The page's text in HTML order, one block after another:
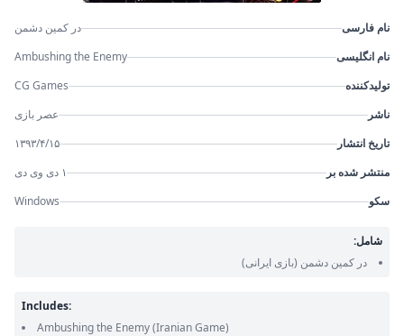
نام فارسی
در کمین دشمن
نام انگلیسی
Ambushing the Enemy
تولیدکننده
CG Games
ناشر
عصر بازی
تاریخ انتشار
۱۳۹۳/۴/۱۵
منتشر شده بر
۱ دی وی دی
سکو
Windows
شامل:
در کمین دشمن (بازی ایرانی)
Includes:
Ambushing the Enemy(Iranian Game)